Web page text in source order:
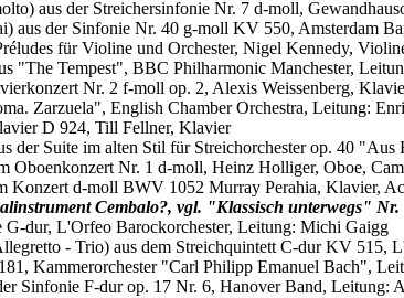
aus der Streichersinfonie Nr. 7 d-moll,
aus der Sinfonie Nr. 40 g-moll KV 550, Amsterdam
für Violine und Orchester, Nigel Kennedy,
"The Tempest", BBC Philharmonic Manchester,
Nr. 2 f-moll op. 2, Alexis Weissenberg,
Zarzuela", English Chamber Orchestra, Leitung:
D 924, Till Fellner, Klavier
der Suite im alten Stil für Streichorchester op. 40
Oboenkonzert Nr. 1 d-moll, Heinz Holliger, Oboe,
Konzert d-moll BWV 1052 Murray Perahia, Klavier,
Cembalo?, vgl. "Klassisch unterwegs" Nr.
G-dur, L'Orfeo Barockorchester, Leitung: Michi Gaigg
- Trio) aus dem Streichquintett C-dur KV 515,
Kammerorchester "Carl Philipp Emanuel Bach",
Sinfonie F-dur op. 17 Nr. 6, Hanover Band, Leitung: